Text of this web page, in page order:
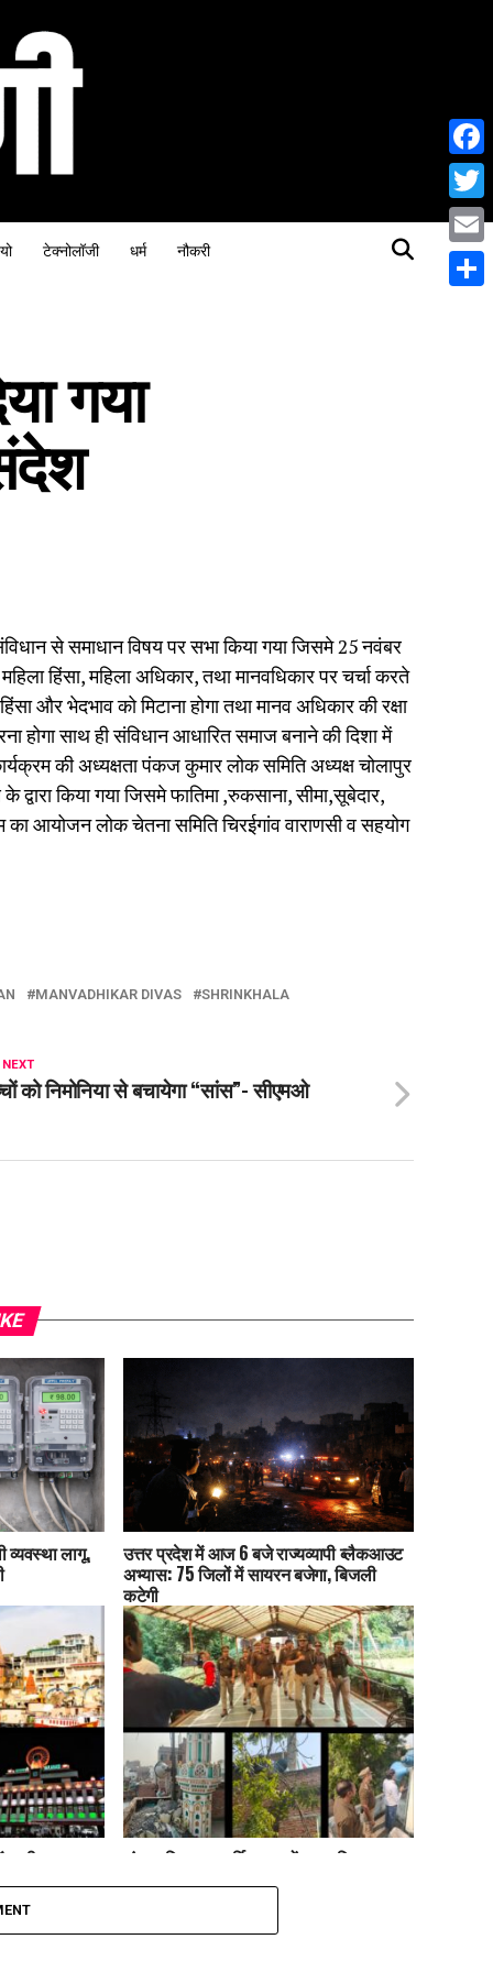
टेक्नोलॉजी धर्म नौकरी
गया
से समाधान विषय पर सभा किया गया जिसमे 25 नवंबर
हिंसा, महिला अधिकार, तथा मानवधिकार पर चर्चा करते
और भेदभाव को मिटाना होगा तथा मानव अधिकार की रक्षा
होगा साथ ही संविधान आधारित समाज बनाने की दिशा में
की अध्यक्षता पंकज कुमार लोक समिति अध्यक्ष चोलापुर
द्वारा किया गया जिसमे फातिमा ,रुकसाना, सीमा,सूबेदार,
का आयोजन लोक चेतना समिति चिरईगांव वाराणसी व सहयोग
MANVADHIKAR DIVAS
SHRINKHALA
NEXT
को निमोनिया से बचायेगा “सांस”- सीएमओ
व्यवस्था लागू, उत्तर प्रदेश में आज 6 बजे राज्यव्यापी ब्लैकआउट
अभ्यास: 75 जिलों में सायरन बजेगा, बिजली
कटेगी
सुरक्षा:
तक अलर्ट
लंका पुलिस का धार्मिक स्थलों पर ध्वनि प्रदूषण
अभियान, नूरी और अंजुमन मस्जिद से 3
Email